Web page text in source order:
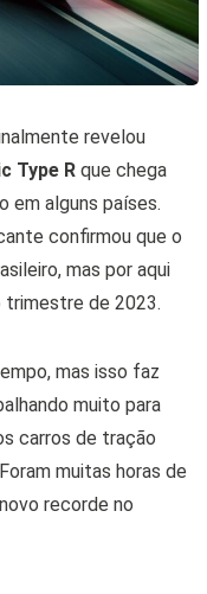
revelou
Type Rque chega
em alguns países.
confirmou que o
mas por aqui
trimestre de 2023.
mas isso faz
muito para
carros de tração
muitas horas de
recorde no